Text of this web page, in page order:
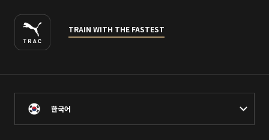
TRAIN WITH THE FASTEST
한국어